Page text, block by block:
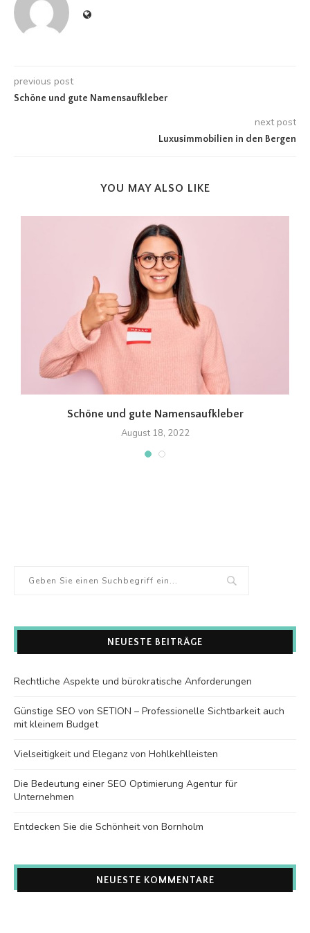
previous post
Schöne und gute Namensaufkleber
next post
Luxusimmobilien in den Bergen
YOU MAY ALSO LIKE
Schöne und gute Namensaufkleber
August 18, 2022
NEUESTE BEITRÄGE
Rechtliche Aspekte und bürokratische Anforderungen
Günstige SEO von SETION – Professionelle Sichtbarkeit auch
mit kleinem Budget
Vielseitigkeit und Eleganz von Hohlkehlleisten
Die Bedeutung einer SEO Optimierung Agentur für
Unternehmen
Entdecken Sie die Schönheit von Bornholm
NEUESTE KOMMENTARE